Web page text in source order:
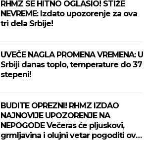
RHMZ SE HITNO OGLASIO! STIŽE
NEVREME: Izdato upozorenje za ova
tri dela Srbije!
UVEČE NAGLA PROMENA VREMENA: U
Srbiji danas toplo, temperature do 37
stepeni!
BUDITE OPREZNI! RHMZ IZDAO
NAJNOVIJE UPOZORENJE NA
NEPOGODE Večeras će pljuskovi,
grmljavina i olujni vetar pogoditi ove